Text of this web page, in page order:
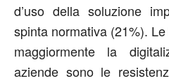
d’uso della soluzione
spinta normativa (21%).
maggiormente la
aziende sono le